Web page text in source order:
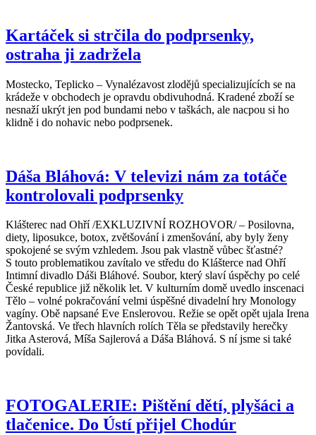
Kartáček si strčila do podprsenky,
ostraha ji zadržela
Mostecko, Teplicko – Vynalézavost zlodějů specializujících se na
krádeže v obchodech je opravdu obdivuhodná. Kradené zboží se
nesnaží ukrýt jen pod bundami nebo v taškách, ale nacpou si ho
klidně i do nohavic nebo podprsenek.
Dáša Bláhová: V televizi nám za totáče
kontrolovali podprsenky
Klášterec nad Ohří /EXKLUZIVNÍ ROZHOVOR/ – Posilovna,
diety, liposukce, botox, zvětšování i zmenšování, aby byly ženy
spokojené se svým vzhledem. Jsou pak vlastně vůbec šťastné?
S touto problematikou zavítalo ve středu do Klášterce nad Ohří
Intimní divadlo Dáši Bláhové. Soubor, který slaví úspěchy po celé
České republice již několik let. V kulturním domě uvedlo inscenaci
Tělo – volné pokračování velmi úspěšné divadelní hry Monology
vagíny. Obě napsané Eve Enslerovou. Režie se opět opět ujala Irena
Žantovská. Ve třech hlavních rolích Těla se představily herečky
Jitka Asterová, Míša Sajlerová a Dáša Bláhová. S ní jsme si také
povídali.
FOTOGALERIE: Pištění dětí, plyšáci a
tlačenice. Do Ústí přijel Chodúr